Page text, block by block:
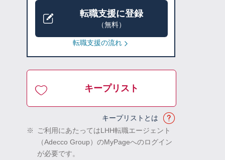
転職支援に登録
（無料）
転職支援の流れ
キープリスト
キープリストとは
※
ご利用にあたってはLHH転職エージェント
（Adecco Group）のMyPageへのログイン
が必要です。